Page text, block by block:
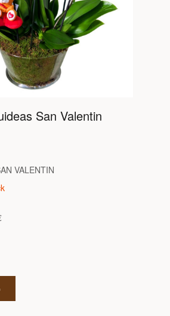
San Valentin
VALENTIN